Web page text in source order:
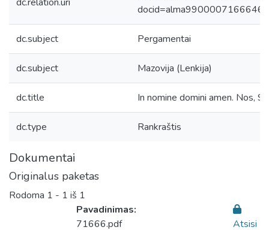
dc.subject Pergamentai
dc.subject Mazovija (Lenkija)
dc.title In nomine domini amen. Nos,
dc.type Rankraštis
Dokumentai
Originalus paketas
Rodoma 1 - 1 iš 1
Pavadinimas:
71666.pdf
Atsisi